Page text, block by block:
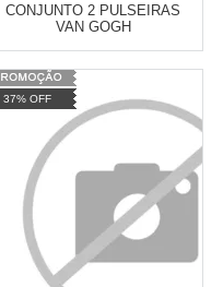
CONJUNTO 2 PULSEIRAS
VAN GOGH
Varejo:
Atacado: R$ 2.550,90 (Apenas
Revendedor)
10
Cat:
COMPRAR
37% OFF